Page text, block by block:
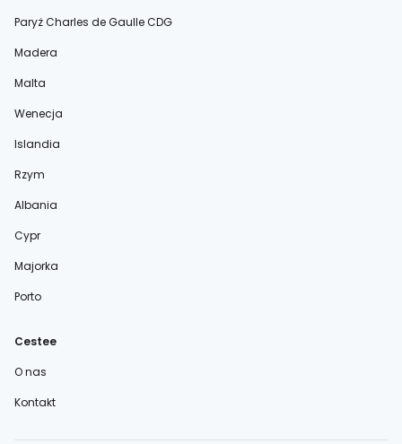
Paryż Charles de Gaulle CDG
Madera
Malta
Wenecja
Islandia
Rzym
Albania
Cypr
Majorka
Porto
Cestee
O nas
Kontakt